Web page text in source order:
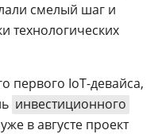
смелый шаг и
технологических
первого IoT-девайса,
инвестиционного
в августе проект